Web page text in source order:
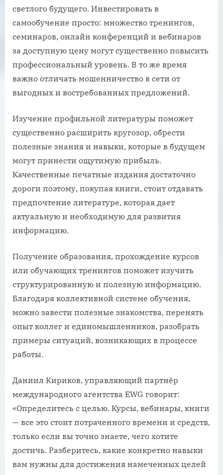
светлого будущего. Инвестировать в
самообучение просто: множество тренингов,
семинаров, онлайн конференций и вебинаров
за доступную цену могут существенно повысить
профессиональный уровень. В то же время
важно отличать мошенничество в сети от
выгодных и востребованных предложений.
Изучение профильной литературы поможет
существенно расширить кругозор, обрести
полезные знания и навыки, которые в будущем
могут принести ощутимую прибыль.
Качественные печатные издания достаточно
дороги поэтому, покупая книги, стоит отдавать
предпочтение литературе, которая дает
актуальную и необходимую для развития
информацию.
Получение образования, прохождение курсов
или обучающих тренингов поможет изучить
структурированную и полезную информацию.
Благодаря коллективной системе обучения,
можно завести полезные знакомства, перенять
опыт коллег и единомышленников, разобрать
примеры ситуаций, возникающих в процессе
работы.
Даниил Кириков, управляющий партнёр
международного агентства EWG говорит:
«Определитесь с целью. Курсы, вебинары, книги
— все это стоит потраченного времени и средств,
только если вы точно знаете, чего хотите
достичь. Разберитесь, какие конкретно навыки
вам нужны для достижения намеченных целей